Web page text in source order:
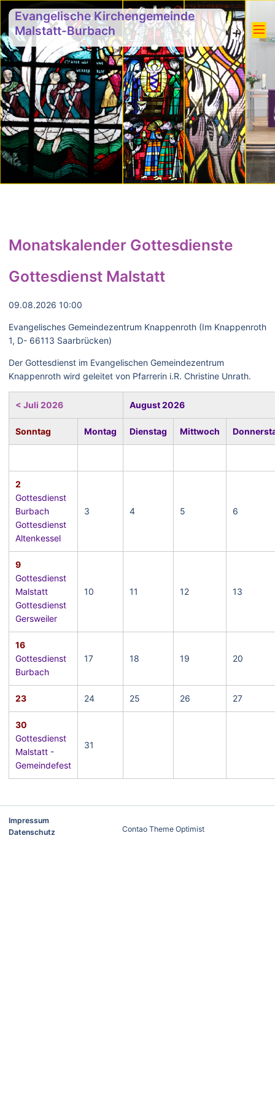
Evangelische Kirchengemeinde
Malstatt-Burbach
Monatskalender Gottesdienste
Gottesdienst Malstatt
09.08.2026 10:00
Evangelisches Gemeindezentrum Knappenroth (Im Knappenroth
1, D- 66113 Saarbrücken)
Der Gottesdienst im Evangelischen Gemeindezentrum
Knappenroth wird geleitet von Pfarrerin i.R. Christine Unrath.
< Juli 2026 August 2026
Sonntag Montag Dienstag Mittwoch
2
Gottesdienst
Burbach
Gottesdienst
Altenkessel
3 4 5 6
9
Gottesdienst
Malstatt
Gottesdienst
Gersweiler
10 11 12 13
16
Gottesdienst
Burbach
17 18 19 20
23 24 25 26 27
30
Gottesdienst
Malstatt -
Gemeindefest
31
Impressum
Datenschutz
Contao Theme Optimist